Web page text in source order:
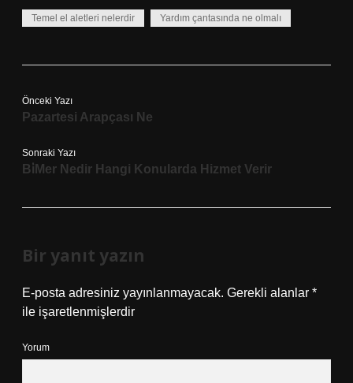
Temel el aletleri nelerdir Yardım çantasında ne olmalı
Önceki Yazı
Pazartesi Arapçası Ne
Sonraki Yazı
Bi̇Mer Nedir Hangi Konularda Hizmet Verir
Bir yanıt yazın
E-posta adresiniz yayınlanmayacak. Gerekli alanlar *
ile işaretlenmişlerdir
Yorum